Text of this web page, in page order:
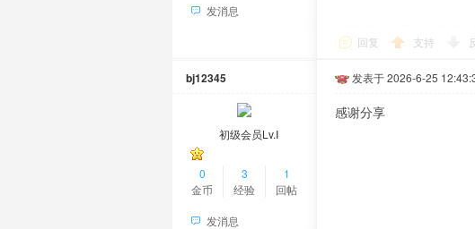
发消息
回复 支持
bj12345
初级会员Lv.Ⅰ
0
金币
3
经验
1
回帖
发消息
发表于 2026-6-25
感谢分享